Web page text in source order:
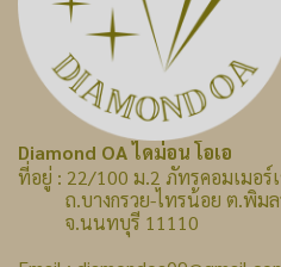
Diamond OA ไดม่อน โอเอ
ที่อยู่ : 22/100 ม.2 ภัทรคอมเมอร์
ถ.บางกรวย-ไทรน้อย ต.พิมล
จ.นนทบุรี 11110